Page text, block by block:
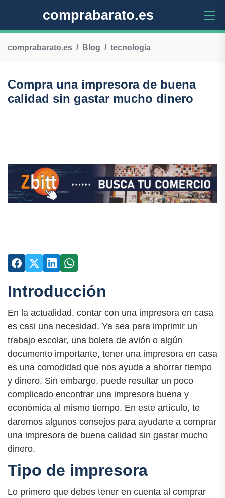
comprabarato.es
comprabarato.es Blog tecnología
Compra una impresora de buena
calidad sin gastar mucho dinero
Introducción
En la actualidad, contar con una impresora en casa
es casi una necesidad. Ya sea para imprimir un
trabajo escolar, una boleta de avión o algún
documento importante, tener una impresora en casa
es una comodidad que nos ayuda a ahorrar tiempo
y dinero. Sin embargo, puede resultar un poco
complicado encontrar una impresora buena y
económica al mismo tiempo. En este artículo, te
daremos algunos consejos para ayudarte a comprar
una impresora de buena calidad sin gastar mucho
dinero.
Tipo de impresora
Lo primero que debes tener en cuenta al comprar